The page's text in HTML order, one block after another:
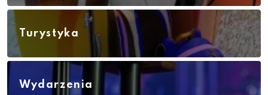
Turystyka
Wydarzenia